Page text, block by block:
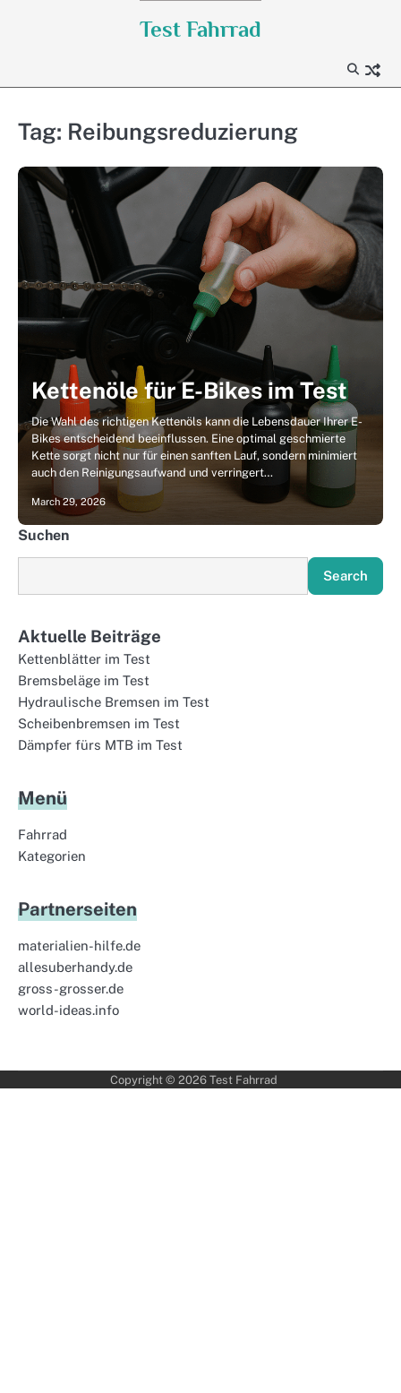
Test Fahrrad
Tag: Reibungsreduzierung
Kettenöle für E-Bikes im Test
Die Wahl des richtigen Kettenöls kann die Lebensdauer Ihrer E-
Bikes entscheidend beeinflussen. Eine optimal geschmierte
Kette sorgt nicht nur für einen sanften Lauf, sondern minimiert
auch den Reinigungsaufwand und verringert…
March 29, 2026
Suchen
Search
Aktuelle Beiträge
Kettenblätter im Test
Bremsbeläge im Test
Hydraulische Bremsen im Test
Scheibenbremsen im Test
Dämpfer fürs MTB im Test
Menü
Fahrrad
Kategorien
Partnerseiten
materialien-hilfe.de
allesuberhandy.de
gross-grosser.de
world-ideas.info
Copyright © 2026 Test Fahrrad